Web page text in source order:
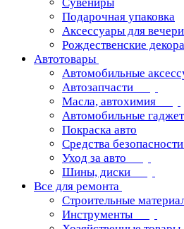
Подарочная упаковка
Аксессуары для
Рождественские
Автотовары
Автомобильные
Автозапчасти
Масла, автохимия
Автомобильные
Покраска авто
Средства безопасности
Уход за авто
Шины, диски
Все для ремонта
Строительные
Инструменты